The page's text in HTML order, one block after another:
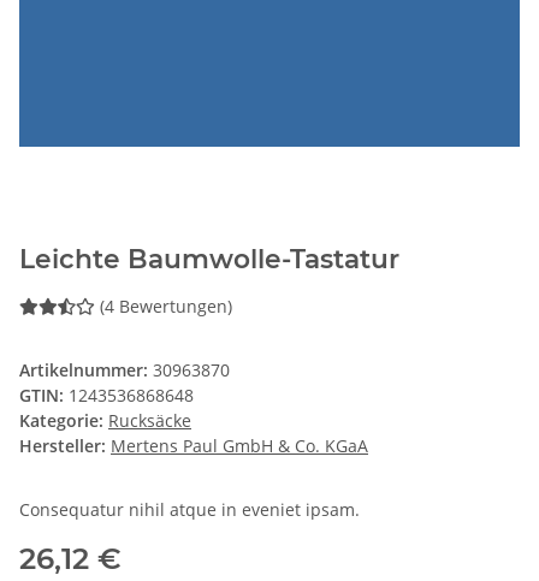
Leichte Baumwolle-Tastatur
(4 Bewertungen)
Artikelnummer: 30963870
GTIN: 1243536868648
Kategorie: Rucksäcke
Hersteller: Mertens Paul GmbH & Co. KGaA
Consequatur nihil atque in eveniet ipsam.
26,12 €